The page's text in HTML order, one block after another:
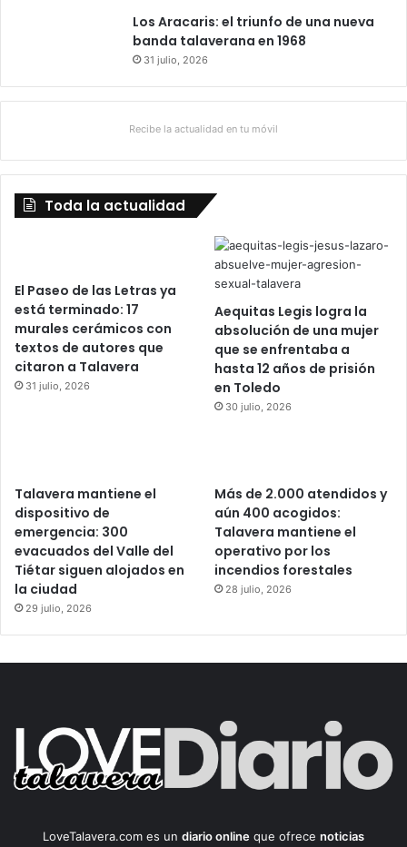
Los Aracaris: el triunfo de una nueva
banda talaverana en 1968
31 julio, 2026
Recibe la actualidad en tu móvil
Toda la actualidad
El Paseo de las Letras ya
está terminado: 17
murales cerámicos con
textos de autores que
citaron a Talavera
31 julio, 2026
Aequitas Legis logra la
absolución de una mujer
que se enfrentaba a
hasta 12 años de prisión
en Toledo
30 julio, 2026
Talavera mantiene el
dispositivo de
emergencia: 300
evacuados del Valle del
Tiétar siguen alojados en
la ciudad
29 julio, 2026
Más de 2.000 atendidos y
aún 400 acogidos:
Talavera mantiene el
operativo por los
incendios forestales
28 julio, 2026
LoveTalavera.com es un diario online que ofrece noticias